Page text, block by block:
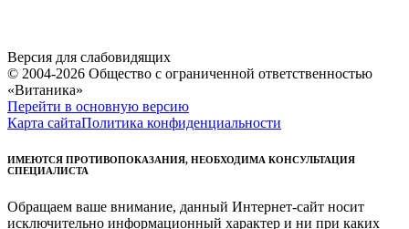
Версия для слабовидящих
© 2004-2026 Общество с ограниченной ответственностью
«Витаника»
Перейти в основную версию
Карта сайтаПолитика конфиденциальности
ИМЕЮТСЯ ПРОТИВОПОКАЗАНИЯ, НЕОБХОДИМА КОНСУЛЬТАЦИЯ
СПЕЦИАЛИСТА
Обращаем ваше внимание, данный Интернет-сайт носит
исключительно информационный характер и ни при каких